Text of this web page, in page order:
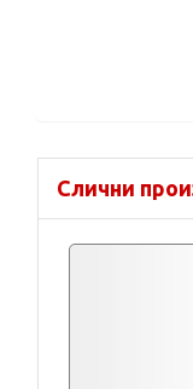
Слични